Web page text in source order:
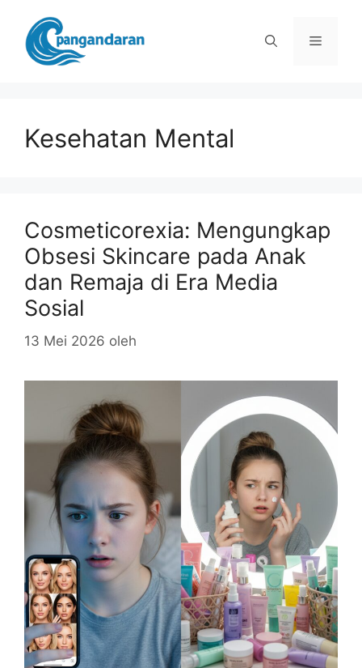
Menu
Kesehatan Mental
Cosmeticorexia: Mengungkap
Obsesi Skincare pada Anak
dan Remaja di Era Media
Sosial
13 Mei 2026 oleh